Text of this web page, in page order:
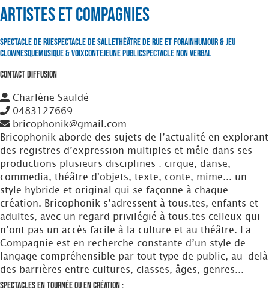
Artistes et Compagnies
Spectacle de RueSpectacle de SalleThéâtre de Rue et ForainHumour & Jeu
clownesqueMusique & VoixConteJeune PublicSpectacle non verbal
Contact Diffusion
Charlène Sauldé
0483127669
bricophonik@gmail.com
Bricophonik aborde des sujets de l’actualité en explorant
des registres d’expression multiples et mêle dans ses
productions plusieurs disciplines : cirque, danse,
commedia, théâtre d'objets, texte, conte, mime... un
style hybride et original qui se façonne à chaque
création. Bricophonik s’adressent à tous.tes, enfants et
adultes, avec un regard privilégié à tous.tes celleux qui
n’ont pas un accès facile à la culture et au théâtre. La
Compagnie est en recherche constante d’un style de
langage compréhensible par tout type de public, au-delà
des barrières entre cultures, classes, âges, genres...
Spectacles en tournée ou en création :